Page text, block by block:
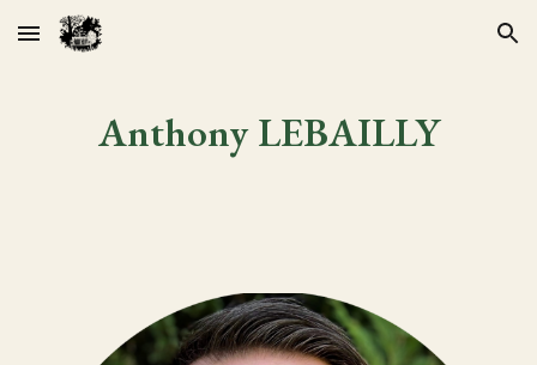
Skip to main content Skip to navigation
Anthony LEBAILLY